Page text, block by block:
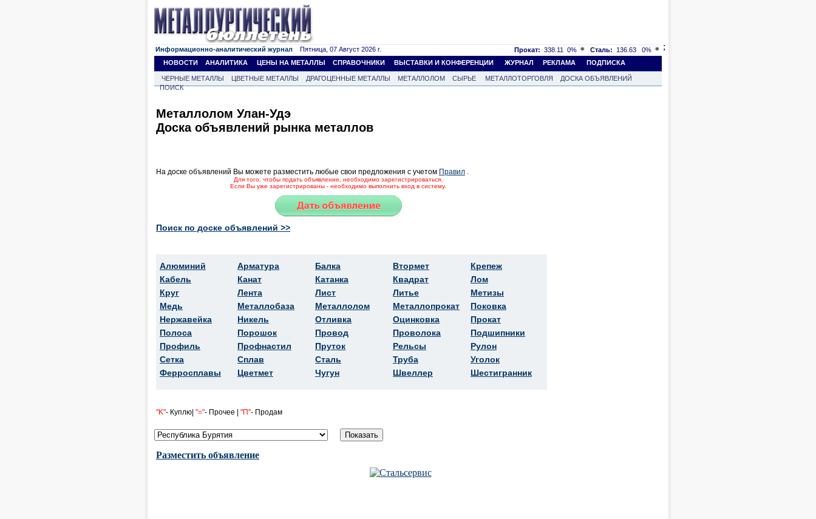
Информационно-аналитический журнал Пятница, 07 Август 2026 г. Прокат: 338.11 0% Сталь: 136.63
0%
НОВОСТИ
АНАЛИТИКА ЦЕНЫ НА МЕТАЛЛЫ СПРАВОЧНИКИ ВЫСТАВКИ И КОНФЕРЕНЦИИ ЖУРНАЛ РЕКЛАМА ПОДПИСКА
ЧЕРНЫЕ МЕТАЛЛЫ ЦВЕТНЫЕ МЕТАЛЛЫ ДРАГОЦЕННЫЕ МЕТАЛЛЫ МЕТАЛЛОЛОМ СЫРЬЕ МЕТАЛЛОТОРГОВЛЯ
ДОСКА ОБЪЯВЛЕНИЙ
ПОИСК
;
Металлолом Улан-Удэ
Доска объявлений рынка металлов
На доске объявлений Вы можете разместить любые свои предложения с учетом Правил
Для того, чтобы подать объявление, необходимо зарегистрироваться.
Если Вы уже зарегистрированы - необходимо выполнить вход в систему.
Поиск по доске объявлений >>
Алюминий
Кабель
Круг
Медь
Нержавейка
Полоса
Профиль
Сетка
Ферросплавы
Арматура
Канат
Лента
Металлобаза
Никель
Порошок
Профнастил
Сплав
Цветмет
Балка
Катанка
Лист
Металлолом
Отливка
Провод
Пруток
Сталь
Чугун
Втормет
Квадрат
Литье
Металлопрокат
Оцинковка
Проволока
Рельсы
Труба
Швеллер
Крепеж
Лом
Метизы
Поковка
Прокат
Подшипники
Рулон
Уголок
Шестигранник
"K"- Куплю| "="- Прочее | "П"- Продам
Разместить объявление